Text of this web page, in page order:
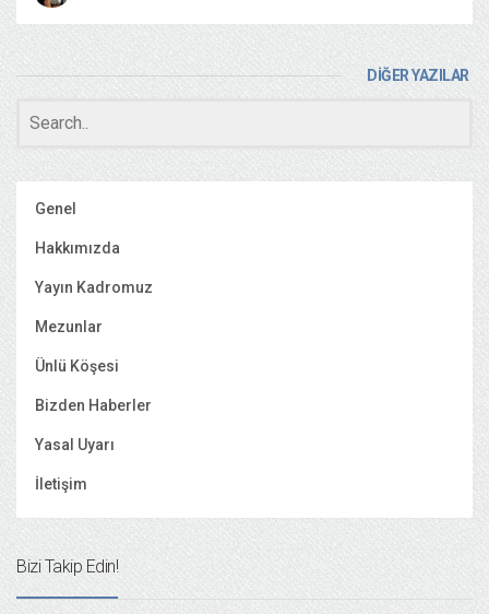
DİĞER YAZILAR
Genel
Hakkımızda
Yayın Kadromuz
Mezunlar
Ünlü Köşesi
Bizden Haberler
Yasal Uyarı
İletişim
Bizi Takip Edin!